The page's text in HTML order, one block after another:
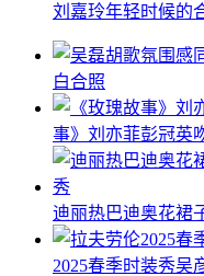
刘嘉玲年轻时候的
白合照
事》刘亦菲彭冠英
迪丽热巴迪奥花裙
2025春季时装秀吴